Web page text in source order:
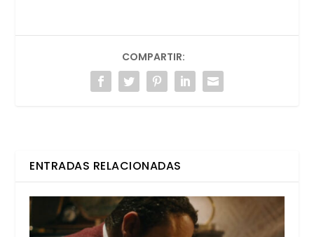
COMPARTIR:
ENTRADAS RELACIONADAS